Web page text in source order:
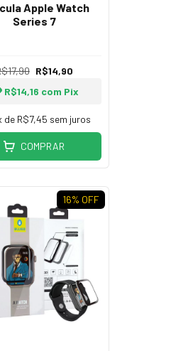
Apple Watch
Series 7
R$14,90
R$14,16 com Pix
de R$7,45 sem juros
COMPRAR
16% OFF